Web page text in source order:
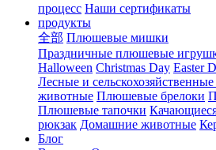
процесс Наши сертификаты
продукты
全部 Плюшевые мишки
Праздничные плюшевые
Halloween Christmas Day Easter
Лесные и
животные Плюшевые брелоки
Плюшевые тапочки
рюкзак Домашние животные
Блог